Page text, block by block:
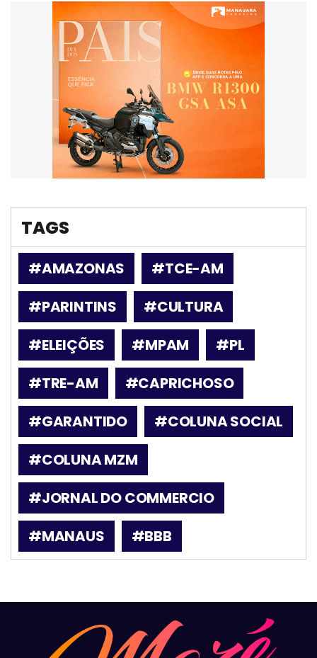
TAGS
#AMAZONAS
#TCE-AM
#PARINTINS
#CULTURA
#ELEIÇÕES
#MPAM
#PL
#TRE-AM
#CAPRICHOSO
#GARANTIDO
#COLUNA SOCIAL
#COLUNA MZM
#JORNAL DO COMMERCIO
#MANAUS
#BBB